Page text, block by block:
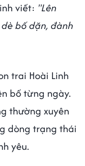
viết: "Lên
bố dặn, đành
trai Hoài Linh
bố từng ngày.
thường xuyên
dòng trạng thái
yêu.